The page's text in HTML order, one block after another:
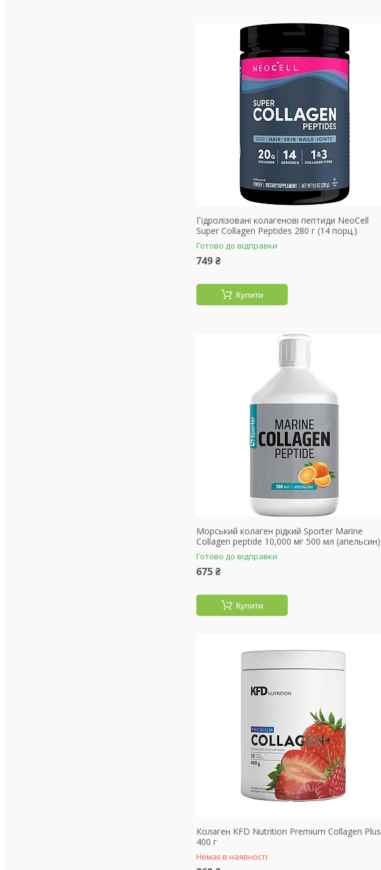
Гідролізовані колагенові пептиди NeoCell
Super Collagen Peptides 280 г (14 порц.)
Готово до відправки
749 ₴
Купити
Морський колаген рідкий Sporter Marine
Collagen peptide 10,000 мг 500 мл (апельсин)
Готово до відправки
675 ₴
Купити
Колаген KFD Nutrition Premium Collagen Plus
400 г
Немає в наявності